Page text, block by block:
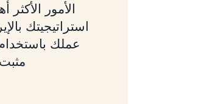
الأمور الأكثر
استراتيجيتك
عملك